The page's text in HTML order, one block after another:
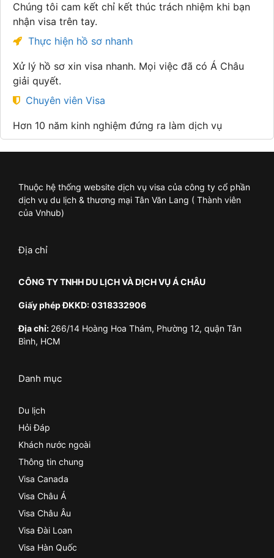
Chúng tôi cam kết chỉ kết thúc trách nhiệm khi bạn
nhận visa trên tay.
Thực hiện hồ sơ nhanh
Xử lý hồ sơ xin visa nhanh. Mọi việc đã có Á Châu
giải quyết.
Chuyên viên Visa
Hơn 10 năm kinh nghiệm đứng ra làm dịch vụ
Thuộc hệ thống website dịch vụ visa của công ty cổ phần
dịch vụ du lịch & thương mại Tân Văn Lang ( Thành viên
của Vnhub)
Địa chỉ
CÔNG TY TNHH DU LỊCH VÀ DỊCH VỤ Á CHÂU
Giấy phép ĐKKD: 0318332906
Địa chỉ: 266/14 Hoàng Hoa Thám, Phường 12, quận Tân
Bình, HCM
Danh mục
Du lịch
Hỏi Đáp
Khách nước ngoài
Thông tin chung
Visa Canada
Visa Châu Á
Visa Châu Âu
Visa Đài Loan
Visa Hàn Quốc